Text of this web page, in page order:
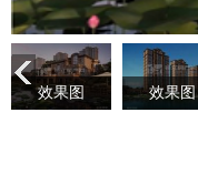
效果图 效果图